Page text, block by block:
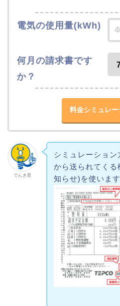
電気の使用量(kWh)
何月の請求書です
か？
でんき君
シミュレーショ
から送られてく
知らせ)を使います